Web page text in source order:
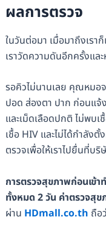
ผลการตรวจ
ในวันต่อมา เมื่อมาถึงเรา
เราวัดความดันอีกครั้งแ
รอคิวไม่นานเลย คุณหมอจ
ปอด ส่องตา ปาก ก่อนแจ้
และเม็ดเลือดปกติ ไม่พบ
เชื้อ HIV และไม่ได้กำลัง
ตรวจเพื่อให้เราไปยื่นที่บริ
การตรวจสุขภาพก่อนเข้า
ทั้งหมด 2 วัน ค่าตรวจสุข
ผ่าน HDmall.co.th ถือ